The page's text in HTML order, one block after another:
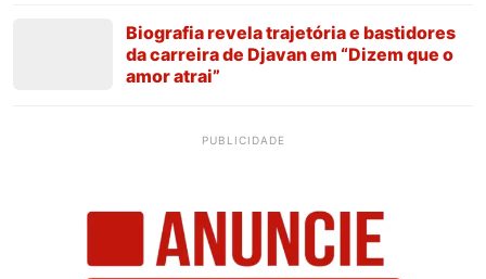
Biografia revela trajetória e bastidores
da carreira de Djavan em “Dizem que o
amor atrai”
PUBLICIDADE